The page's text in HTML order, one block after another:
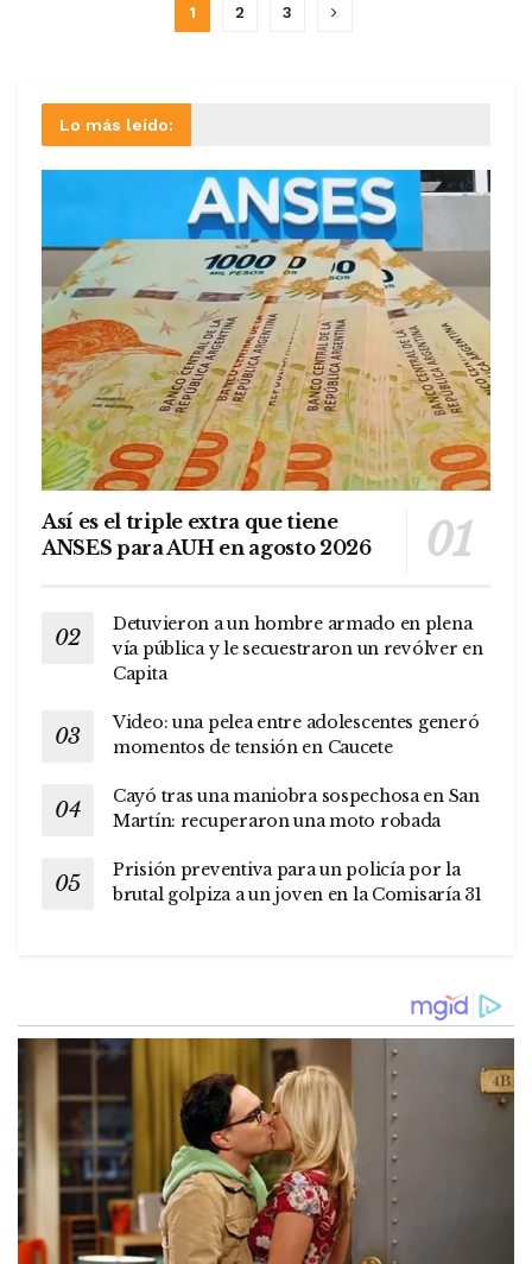
1 2 3
Lo más leído:
Así es el triple extra que tiene
ANSES para AUH en agosto 2026
Detuvieron a un hombre armado en plena
vía pública y le secuestraron un revólver en
Capita
Video: una pelea entre adolescentes generó
momentos de tensión en Caucete
Cayó tras una maniobra sospechosa en San
Martín: recuperaron una moto robada
Prisión preventiva para un policía por la
brutal golpiza a un joven en la Comisaría 31